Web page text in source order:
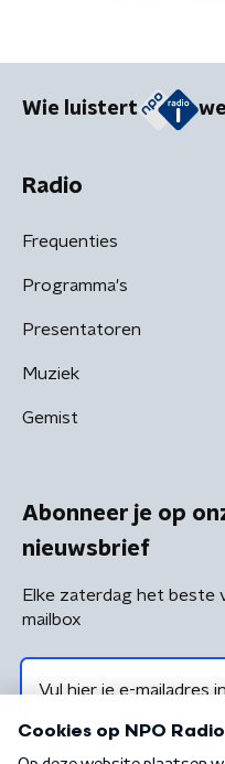
Wie luistert
Radio
Frequenties
Programma's
Presentatoren
Muziek
Gemist
Abonneer je op
nieuwsbrief
Elke zaterdag het beste
mailbox